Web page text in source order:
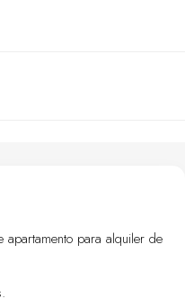
apartamento para alquiler de